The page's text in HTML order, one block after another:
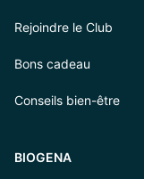
Rejoindre le Club
Bons cadeau
Conseils bien-être
BIOGENA